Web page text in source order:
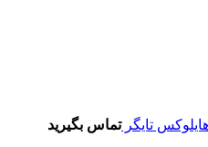
تماس بگیرید